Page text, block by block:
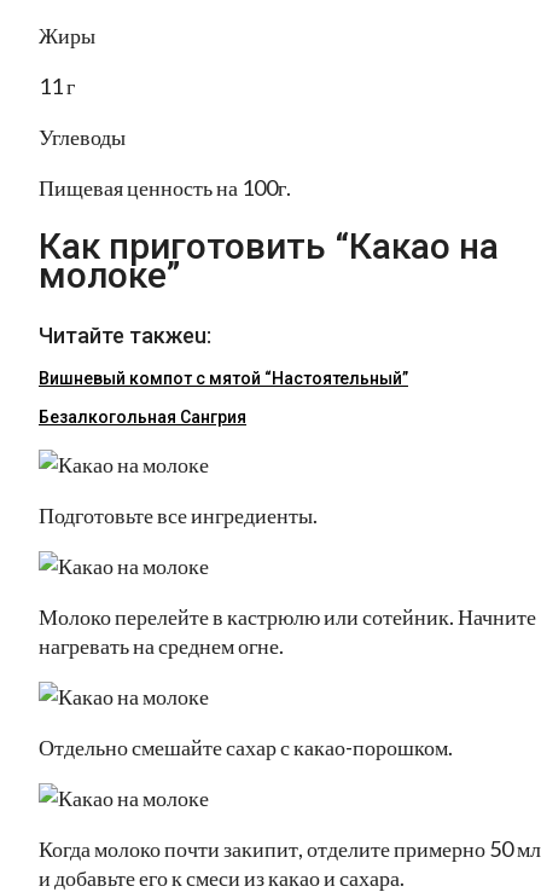
Жиры
11 г
Углеводы
Пищевая ценность на 100г.
Как приготовить “Какао на
молоке”
Читайте такжеu:
Вишневый компот с мятой “Настоятельный”
Безалкогольная Сангрия
Подготовьте все ингредиенты.
Молоко перелейте в кастрюлю или сотейник. Начните
нагревать на среднем огне.
Отдельно смешайте сахар с какао-порошком.
Когда молоко почти закипит, отделите примерно 50
и добавьте его к смеси из какао и сахара.